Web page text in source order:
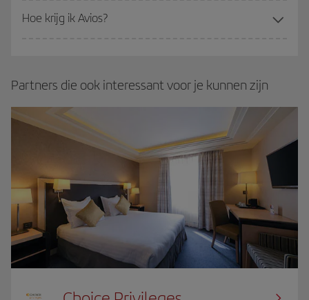
Hoe krijg ik Avios?
Partners die ook interessant voor je kunnen zijn